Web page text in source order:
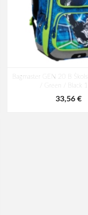
Bagmaster GEN 20 B
/ Green / Black
33,56 €